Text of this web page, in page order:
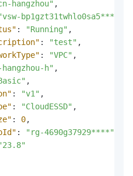
hangzhou" ,
bp1gzt31twhlo0sa5****"
: "Running" ,
: "test" ,
: "VPC" ,
h" ,
,
: "v1" ,
: "CloudESSD" ,
: 0,
: "rg-4690g37929****"